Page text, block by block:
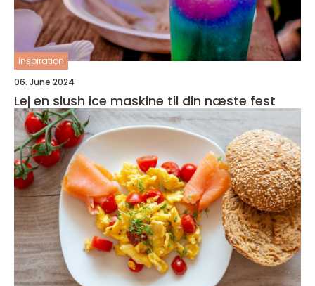
inspiration
06. June 2024
Lej en slush ice maskine til din næste fest